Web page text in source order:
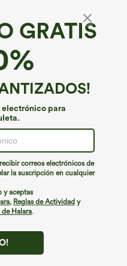
GRATIS
electrónico para
correos electrónicos de
la suscripción en cualquier
y aceptas
, Reglas de Actividad y
Halara.
de soporte
y aberturas (cut-